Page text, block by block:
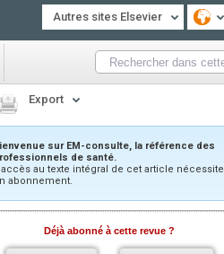
Autres sites Elsevier
Export
sur EM-consulte, la référence des
de santé.
au texte intégral de cet article nécessite
abonnement.
Déjà abonné à cette revue ?